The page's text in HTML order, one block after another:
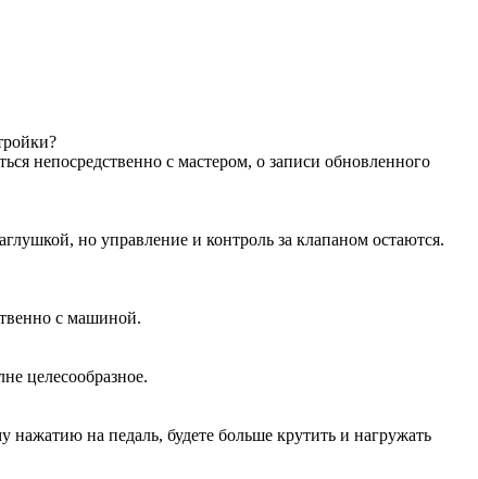
непосредственно с мастером, о записи обновленного
но управление и контроль за клапаном остаются.
с машиной.
целесообразное.
нажатию на педаль, будете больше крутить и нагружать